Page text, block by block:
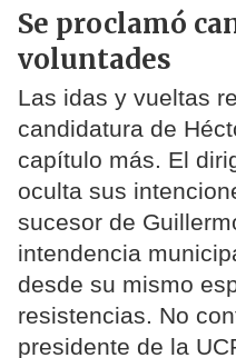
Se proclamó
voluntades
Las idas y vueltas
candidatura de
capítulo más. El
oculta sus
sucesor de
intendencia
desde su mismo
resistencias. No
presidente de la